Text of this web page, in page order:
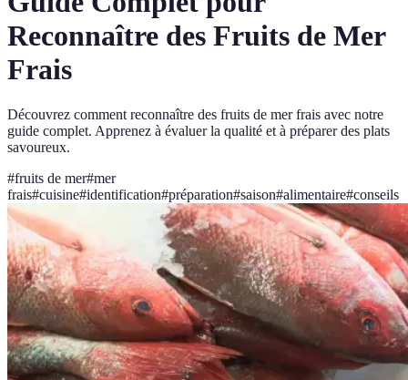
Reconnaître des Fruits de Mer
Frais
Découvrez comment reconnaître des fruits de mer frais avec notre
guide complet. Apprenez à évaluer la qualité et à préparer des plats
savoureux.
#fruits de mer#mer
frais#cuisine#identification#préparation#saison#alimentaire#conseils